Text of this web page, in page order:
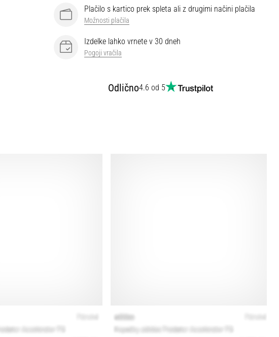
Plačilo s kartico prek spleta ali z drugimi načini plačila
Možnosti plačila
Izdelke lahko vrnete v 30 dneh
Pogoji vračila
Odlično4.6 od 5